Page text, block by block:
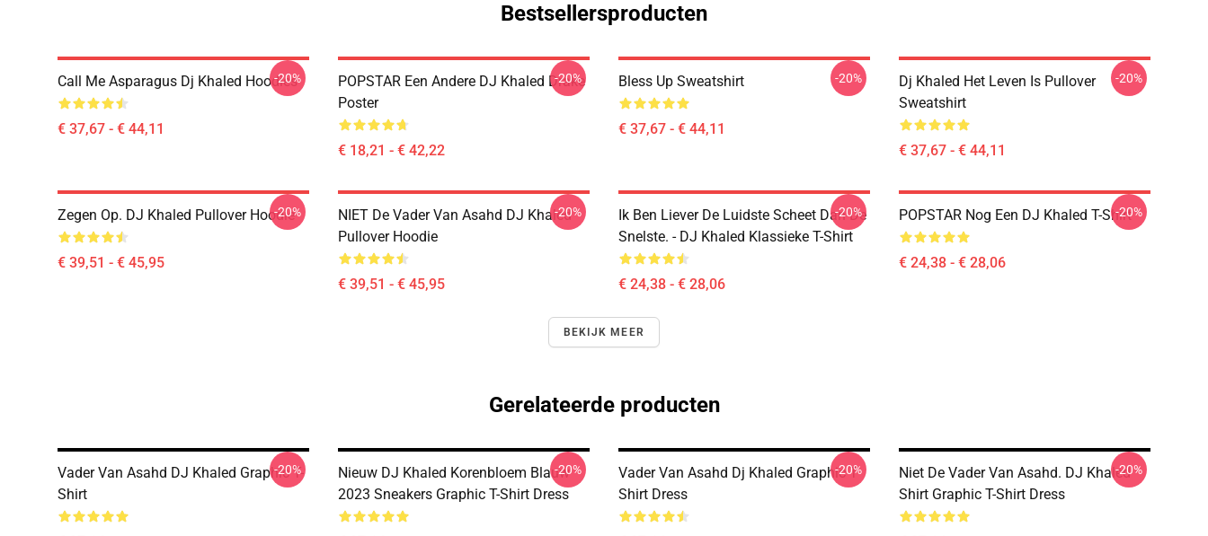
Bestsellersproducten
Call Me Asparagus Dj Khaled Hoodies
€ 37,67 - € 44,11
-20%
POPSTAR Een Andere DJ Khaled Drake
Poster
€ 18,21 - € 42,22
-20% Bless Up Sweatshirt
€ 37,67 - € 44,11
-20%
Dj Khaled Het Leven Is Pullover
Sweatshirt
€ 37,67 - € 44,11
-20%
Zegen Op. DJ Khaled Pullover Hoodie
€ 39,51 - € 45,95
-20%
NIET De Vader Van Asahd DJ Khaled
Pullover Hoodie
€ 39,51 - € 45,95
-20%
Ik Ben Liever De Luidste Scheet Dan De
Snelste. - DJ Khaled Klassieke T-Shirt
€ 24,38 - € 28,06
-20% POPSTAR Nog Een DJ Khaled T-Shirt
€ 24,38 - € 28,06
-20%
BEKIJK MEER
Gerelateerde producten
Vader Van Asahd DJ Khaled Graphic T-
Shirt
-20%
Nieuw DJ Khaled Korenbloem Blauw
2023 Sneakers Graphic T-Shirt Dress
-20%
Vader Van Asahd Dj Khaled Graphic T
Shirt Dress
-20%
Niet De Vader Van Asahd. DJ Khaled
Shirt Graphic T-Shirt Dress
-20%